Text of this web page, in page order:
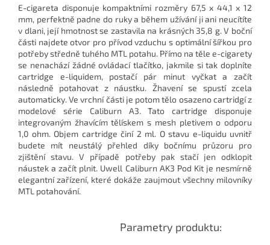
E-cigareta disponuje kompaktními rozměry 67,5 x 44,1 x 12
mm, perfektně padne do ruky a během užívání ji ani neucítíte
v dlani, její hmotnost se zastavila na krásných 35,8 g. V boční
části najdete otvor pro přívod vzduchu s optimální šířkou pro
potřeby středně tuhého MTL potahu. Přímo na těle e-cigarety
se nenachází žádné ovládací tlačítko, jakmile si tak doplníte
cartridge e-liquidem, postačí pár minut vyčkat a začít
následně potahovat z náustku. Žhavení se spustí zcela
automaticky. Ve vrchní části je potom tělo osazeno cartridgí z
modelové série Caliburn A3. Tato cartridge disponuje
integrovaným žhavícím tělískem s mesh pletivem o odporu
1,0 ohm. Objem cartridge činí 2 ml. O stavu e-liquidu uvnitř
budete mít neustálý přehled díky bočnímu průzoru pro
zjištění stavu. V případě potřeby pak stačí jen odklopit
náustek a začít plnit. Uwell Caliburn AK3 Pod Kit je nesmírně
elegantní zařízení, které dokáže zaujmout všechny milovníky
MTL potahování.
Parametry produktu: